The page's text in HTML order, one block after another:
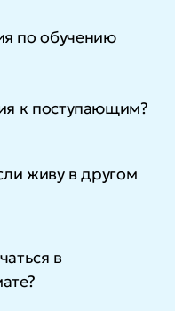
по обучению
к поступающим?
живу в другом
в